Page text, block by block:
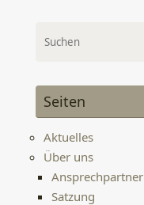
Seiten
Aktuelles
Über uns
Ansprechpartner
Satzung